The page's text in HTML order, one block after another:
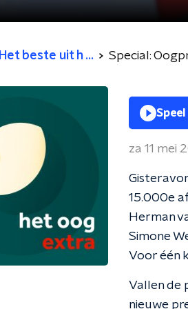
Het beste uit h ... Special:
za 11 mei
15.000e
Herman
Simone
Voor één
Vallen de
nieuwe